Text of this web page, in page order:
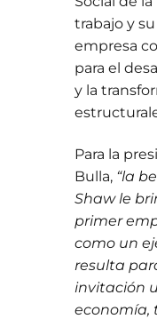
trabajo y
empresa
para el
y la
Para la
Bulla, “la
Shaw le
primer
como un
resulta
invitación
economía,